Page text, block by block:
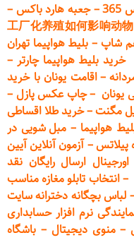
–جعبه هارد باکس –
工厂化养殖如何影响动
شاپ– بلیط هواپیما تهران
خرید بلیط هواپیما چارتر –
–اقامت یونان با خرید
یونان –چاپ عکس پازل –
مگنت–خرید طلا اقساطی
هواپیما –مبل شویی در
پیلاتس–آزمون آنلاین آیین
ارسال رایگان نقد
–انتخاب تابلو مغازه مناسب
لباس بچگانه دخترانه سایت
نرم افزار حسابداری
–منوی دیجیتال – باشگاه